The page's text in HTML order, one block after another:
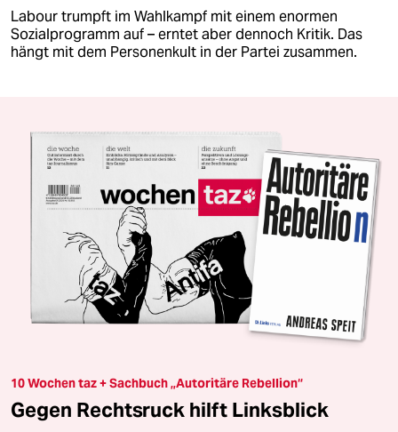
Labour trumpft im Wahlkampf mit einem enormen
Sozialprogramm auf – erntet aber dennoch Kritik. Das
hängt mit dem Personenkult in der Partei zusammen.
10 Wochen taz + Sachbuch „Autoritäre Rebellion“
Gegen Rechtsruck hilft Linksblick